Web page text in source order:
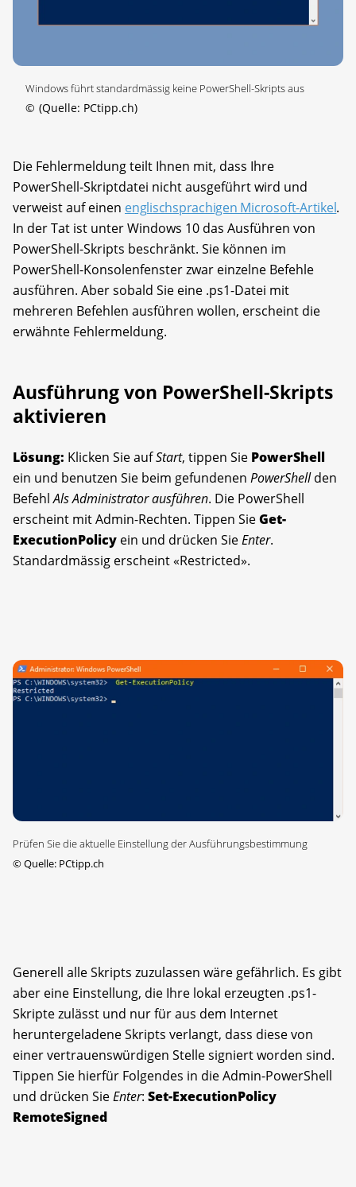
Windows führt standardmässig keine PowerShell-Skripts aus
© (Quelle: PCtipp.ch)
Die Fehlermeldung teilt Ihnen mit, dass Ihre
PowerShell-Skriptdatei nicht ausgeführt wird und
verweist auf einen englischsprachigen Microsoft-Artikel.
In der Tat ist unter Windows 10 das Ausführen von
PowerShell-Skripts beschränkt. Sie können im
PowerShell-Konsolenfenster zwar einzelne Befehle
ausführen. Aber sobald Sie eine .ps1-Datei mit
mehreren Befehlen ausführen wollen, erscheint die
erwähnte Fehlermeldung.
Ausführung von PowerShell-Skripts
aktivieren
Lösung: Klicken Sie aufStart, tippen Sie PowerShell
ein und benutzen Sie beim gefundenen PowerShellden
BefehlAls Administrator ausführen. Die PowerShell
erscheint mit Admin-Rechten. Tippen SieGet-
ExecutionPolicy ein und drücken SieEnter.
Standardmässig erscheint «Restricted».
Prüfen Sie die aktuelle Einstellung der Ausführungsbestimmung
©Quelle: PCtipp.ch
Generell alle Skripts zuzulassen wäre gefährlich. Es gibt
aber eine Einstellung, die Ihre lokal erzeugten .ps1-
Skripte zulässt und nur für aus dem Internet
heruntergeladene Skripts verlangt, dass diese von
einer vertrauenswürdigen Stelle signiert worden sind.
Tippen Sie hierfür Folgendes in die Admin-PowerShell
und drücken SieEnter: Set-ExecutionPolicy
RemoteSigned